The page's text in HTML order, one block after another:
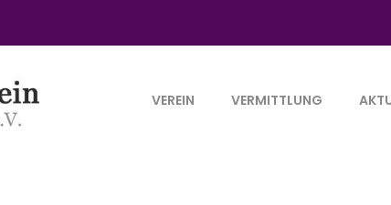
VEREIN VERMITTLUNG